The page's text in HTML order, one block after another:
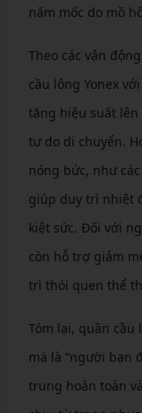
nấm mốc do mồ
Theo các vận
cầu lông Yonex
tăng hiệu suất lên
tự do di chuyển.
nóng bức, như
giúp duy trì nhiệt
kiệt sức. Đối với
còn hỗ trợ giảm
trì thói quen thể
Tóm lại, quần cầu
mà là “người bạn
trung hoàn toàn